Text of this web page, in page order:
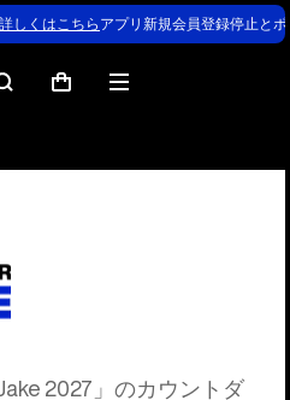
詳しくはこちら アプリ新規会員登録停止と
検
カ
メ
ー
2027」のカウントダ